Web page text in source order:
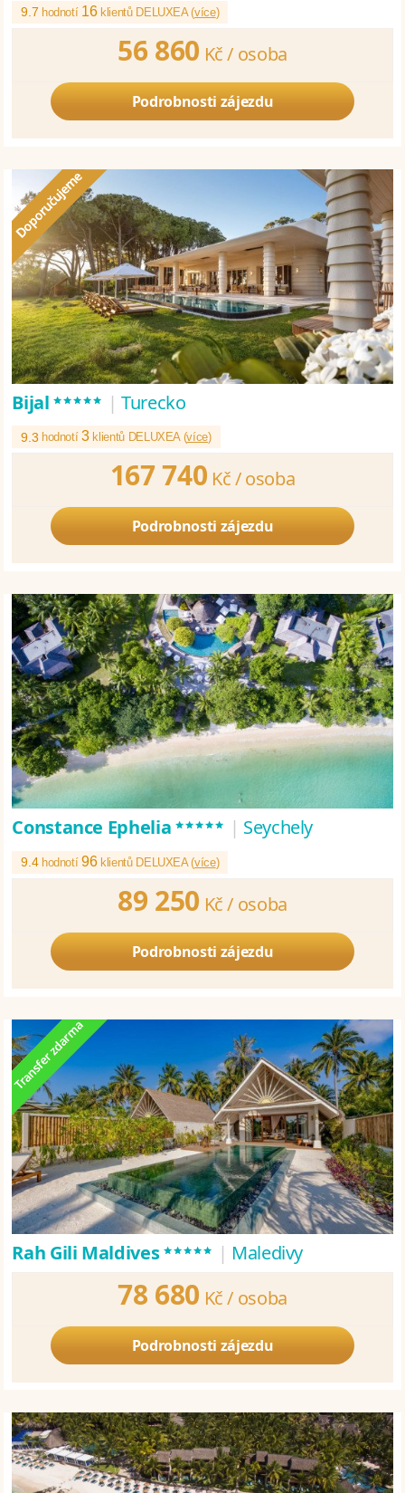
9.7 hodnotí 16klientů DELUXEA (více)
56 860 Kč / osoba
Podrobnosti zájezdu
Bijal***** | Turecko
9.3 hodnotí3klientů DELUXEA (více)
167 740 Kč /osoba
Podrobnosti zájezdu
Constance Ephelia***** | Seychely
9.4 hodnotí96klientů DELUXEA (více)
89 250 Kč / osoba
Podrobnosti zájezdu
Rah Gili Maldives***** | Maledivy
78 680 Kč / osoba
Podrobnosti zájezdu